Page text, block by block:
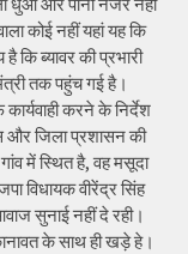
कोई नहीं यहां यह कि
कि ब्यावर की प्रभारी
तक पहुंच गई है।
करने के निर्देश
और जिला प्रशासन की
में स्थित है, वह मसूदा
विधायक वीरेंद्र सिंह
सुनाई नहीं दे रही।
के साथ ही खड़े हे।